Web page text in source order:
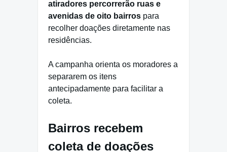
atiradores percorrerão ruas e
avenidas de oito bairros para
recolher doações diretamente nas
residências.
A campanha orienta os moradores a
separarem os itens
antecipadamente para facilitar a
coleta.
Bairros recebem
coleta de doações